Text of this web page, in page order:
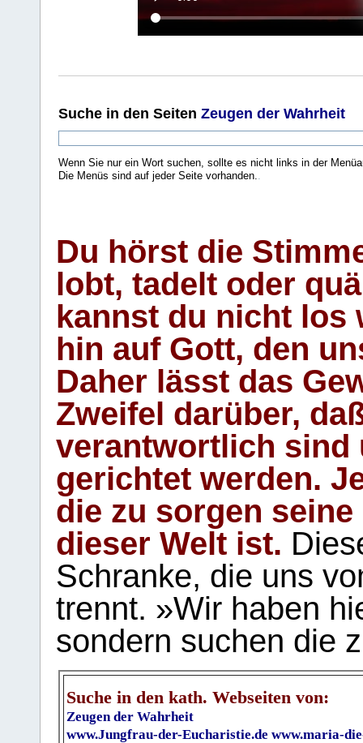
Suche in den Seiten Zeugen der Wahrheit
Wenn Sie nur ein Wort suchen, sollte es nicht links in der
Die Menüs sind auf jeder Seite vorhanden.
Du hörst die
lobt, tadelt oder
kannst du nicht los
hin auf Gott, den
Daher lässt das
Zweifel darüber,
verantwortlich sind
gerichtet werden.
die zu sorgen
dieser Welt ist.
Schranke, die uns
trennt. »Wir haben
sondern suchen die
Suche in den kath. Webseiten von:
Zeugen der Wahrheit
www.Jungfrau-der-Eucharistie.de www.maria-